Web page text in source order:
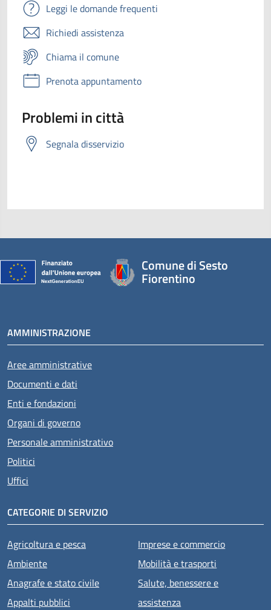
Leggi le domande frequenti
Richiedi assistenza
Chiama il comune
Prenota appuntamento
Problemi in città
Segnala disservizio
Comune di Sesto
Fiorentino
AMMINISTRAZIONE
Aree amministrative
Documenti e dati
Enti e fondazioni
Organi di governo
Personale amministrativo
Politici
Uffici
CATEGORIE DI SERVIZIO
Agricoltura e pesca
Ambiente
Anagrafe e stato civile
Appalti pubblici
Imprese e commercio
Mobilità e trasporti
Salute, benessere e
assistenza